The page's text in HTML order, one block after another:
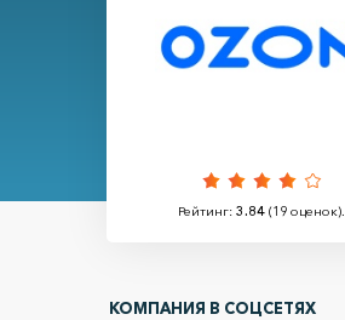
Рейтинг: 3.84 (19оценок).
КОМПАНИЯ В СОЦСЕТЯХ